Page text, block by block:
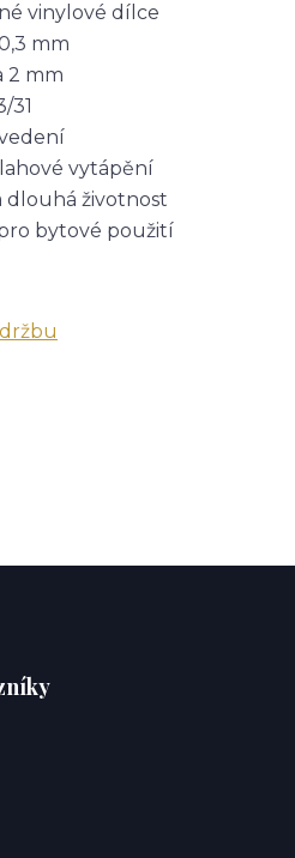
vinylové dílce
mm
2 mm
31
vytápění
dlouhá životnost
bytové použití